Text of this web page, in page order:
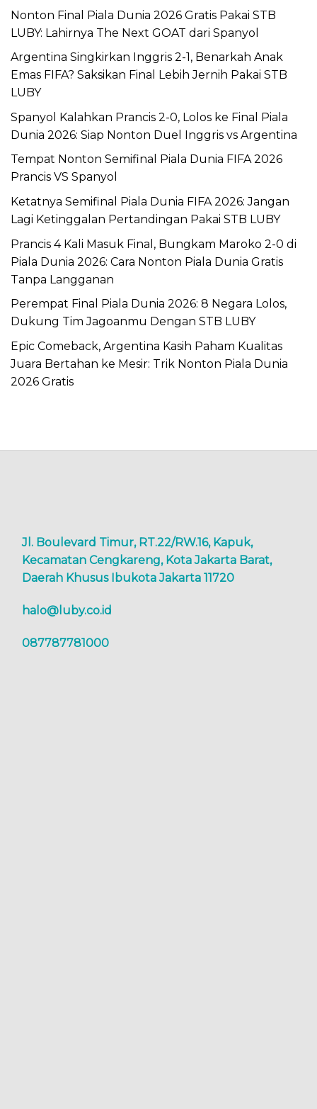
Nonton Final Piala Dunia 2026 Gratis Pakai STB
LUBY: Lahirnya The Next GOAT dari Spanyol
Argentina Singkirkan Inggris 2-1, Benarkah Anak
Emas FIFA? Saksikan Final Lebih Jernih Pakai STB
LUBY
Spanyol Kalahkan Prancis 2-0, Lolos ke Final Piala
Dunia 2026: Siap Nonton Duel Inggris vs Argentina
Tempat Nonton Semifinal Piala Dunia FIFA 2026
Prancis VS Spanyol
Ketatnya Semifinal Piala Dunia FIFA 2026: Jangan
Lagi Ketinggalan Pertandingan Pakai STB LUBY
Prancis 4 Kali Masuk Final, Bungkam Maroko 2-0 di
Piala Dunia 2026: Cara Nonton Piala Dunia Gratis
Tanpa Langganan
Perempat Final Piala Dunia 2026: 8 Negara Lolos,
Dukung Tim Jagoanmu Dengan STB LUBY
Epic Comeback, Argentina Kasih Paham Kualitas
Juara Bertahan ke Mesir: Trik Nonton Piala Dunia
2026 Gratis
Jl. Boulevard Timur, RT.22/RW.16, Kapuk,
Kecamatan Cengkareng, Kota Jakarta Barat,
Daerah Khusus Ibukota Jakarta 11720
halo@luby.co.id
087787781000